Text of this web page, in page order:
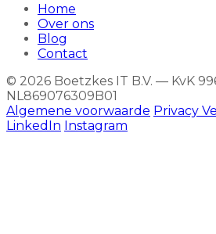
Home
Over ons
Blog
Contact
© 2026 Boetzkes IT B.V. — KvK
NL869076309B01
Algemene voorwaarde Privacy
LinkedIn Instagram